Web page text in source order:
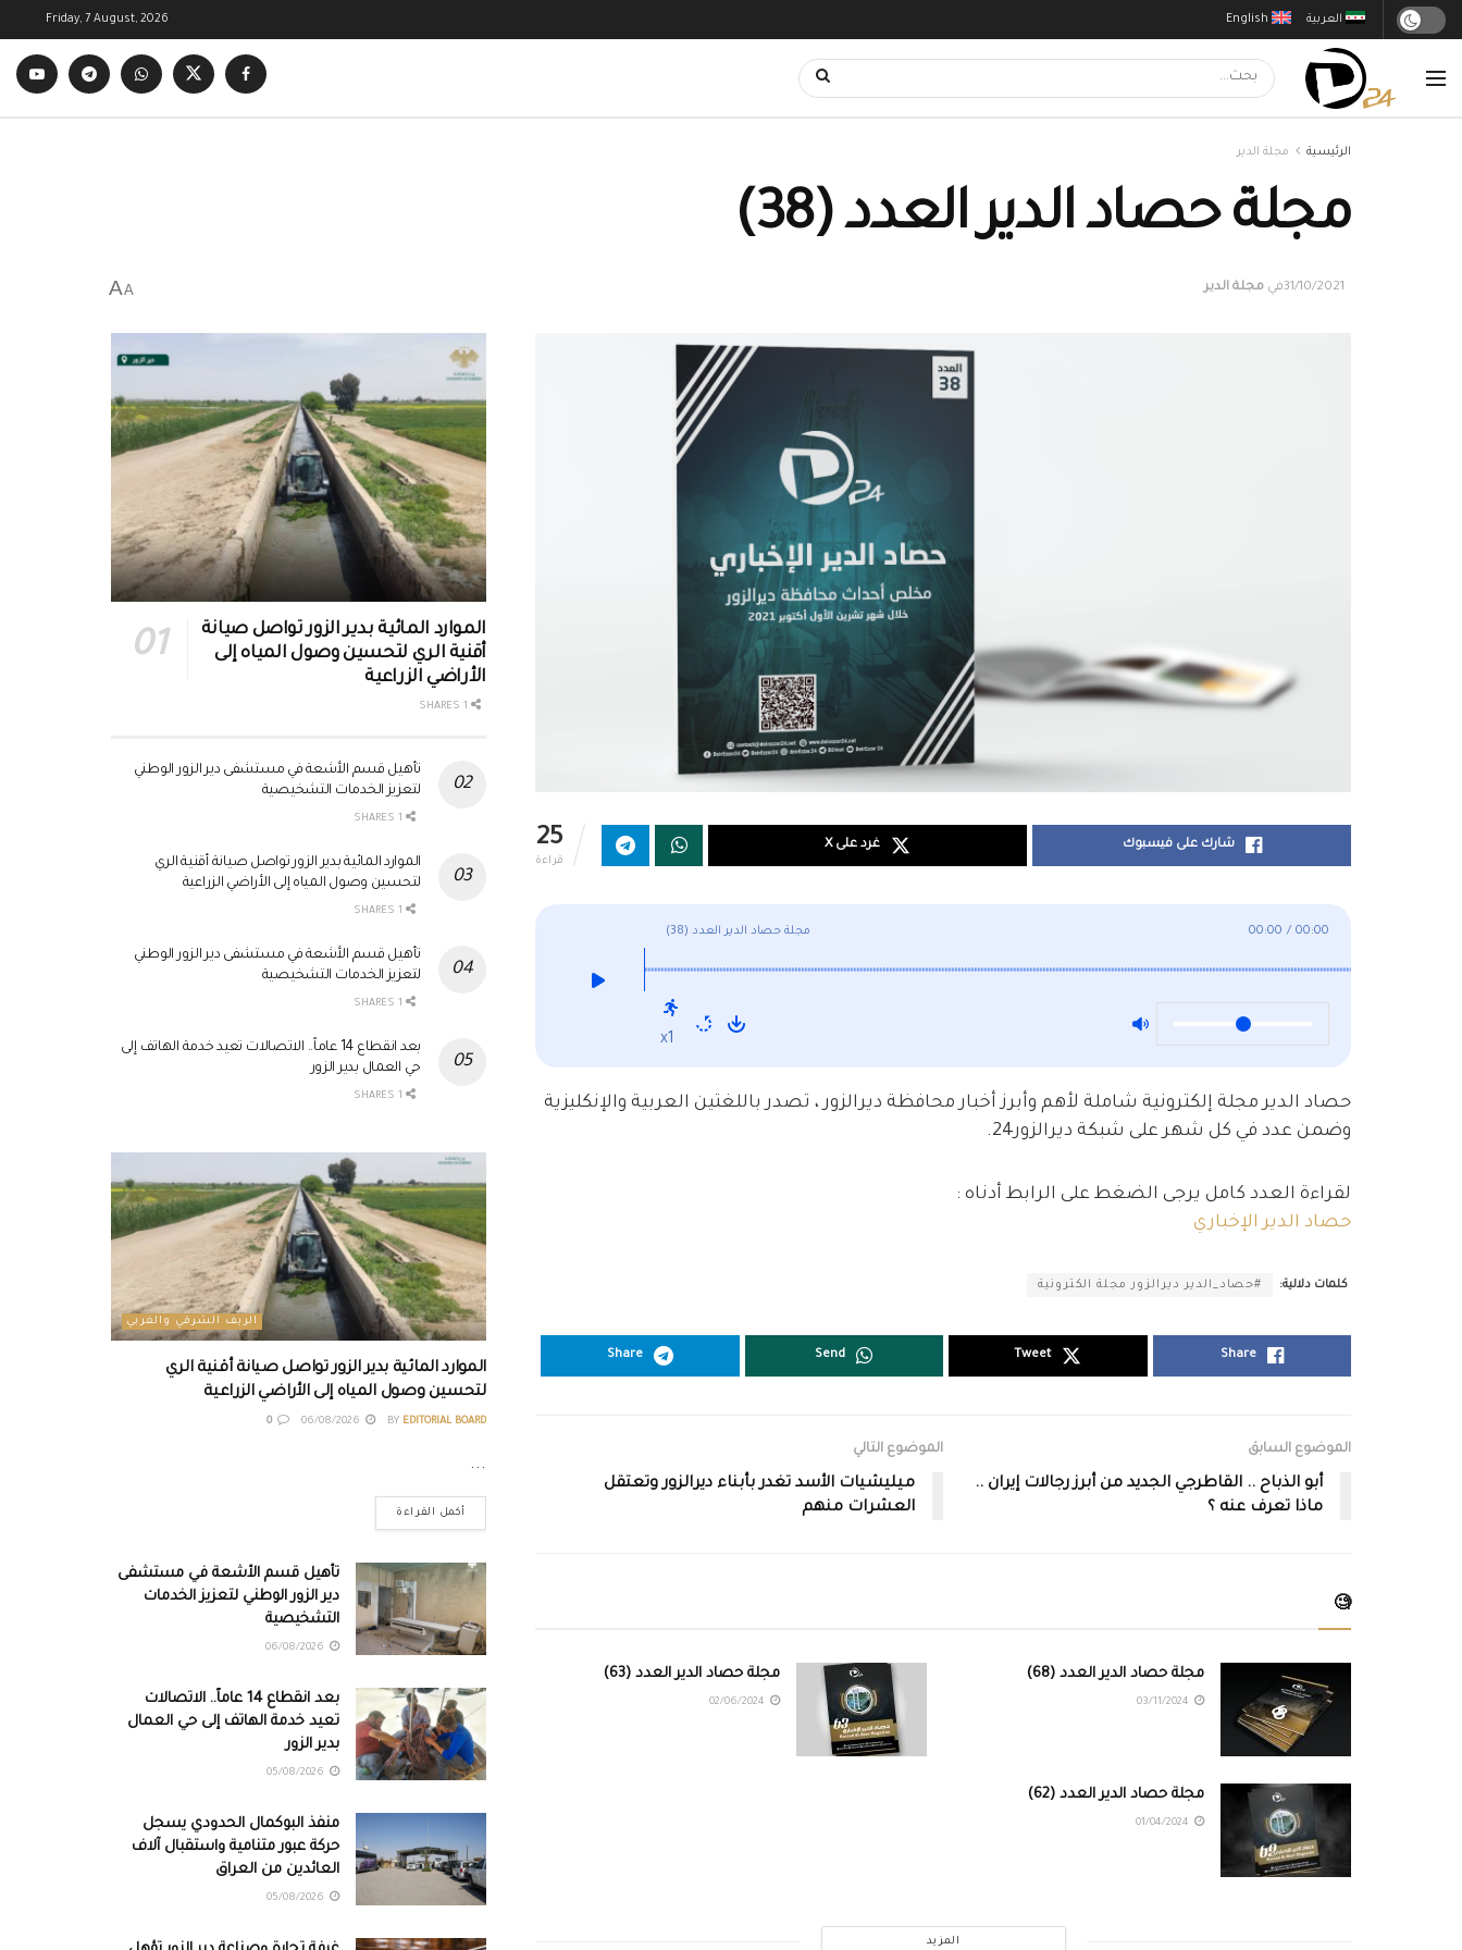
English العربية Friday, 7 August, 2026
الرئيسية مجلة الدير
مجلة حصاد الدير العدد (38)
31/10/2021في مجلة الدير A
A
25
قراءة
شارك على فيسبوك غرد على X
مجلة حصاد الدير العدد (38) 00:00 / 00:00
x1
حصاد الدير مجلة إلكترونية شاملة لأهم وأبرز أخبار محافظة ديرالزور ، تصدر باللغتين العربية والإنكليزية
وضمن عدد في كل شهر على شبكة ديرالزور24.
لقراءة العدد كامل يرجى الضغط على الرابط أدناه :
حصاد الدير الإخباري
كلمات دلالية: #حصاد_الدير ديرالزور مجلة الكترونية
Share
Tweet
Send
Share
الموضوع السابق
أبو الذباح .. القاطرجي الجديد من أبرز رجالات إيران ..
ماذا تعرف عنه ؟
الموضوع التالي
ميليشيات الأسد تغدر بأبناء ديرالزور وتعتقل
العشرات منهم
🧐
مجلة حصاد الدير العدد (68) مجلة حصاد الدير العدد (63)
مجلة حصاد الدير العدد (62)
المزيد
الموارد المائية بدير الزور تواصل صيانة
أقنية الري لتحسين وصول المياه إلى
الأراضي الزراعية
تأهيل قسم الأشعة في مستشفى دير الزور الوطني
لتعزيز الخدمات التشخيصية
الموارد المائية بدير الزور تواصل صيانة أقنية الري
لتحسين وصول المياه إلى الأراضي الزراعية
تأهيل قسم الأشعة في مستشفى دير الزور الوطني
لتعزيز الخدمات التشخيصية
بعد انقطاع 14 عاماً.. الاتصالات تعيد خدمة الهاتف إلى
حي العمال بدير الزور
الريف الشرقي والغربي
الموارد المائية بدير الزور تواصل صيانة أقنية الري
لتحسين وصول المياه إلى الأراضي الزراعية
BY EDITORIAL BOARD
0
...
أكمل القراءة
تأهيل قسم الأشعة في مستشفى
دير الزور الوطني لتعزيز الخدمات
التشخيصية
بعد انقطاع 14 عاماً.. الاتصالات
تعيد خدمة الهاتف إلى حي العمال
بدير الزور
منفذ البوكمال الحدودي يسجل
حركة عبور متنامية واستقبال آلاف
العائدين من العراق